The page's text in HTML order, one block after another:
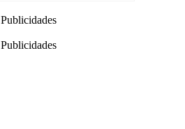
Publicidades
Publicidades